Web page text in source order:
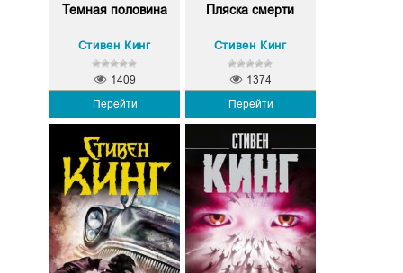
Темная половина
Стивен Кинг
Перейти
1409
Пляска смерти
Стивен Кинг
Перейти
1374